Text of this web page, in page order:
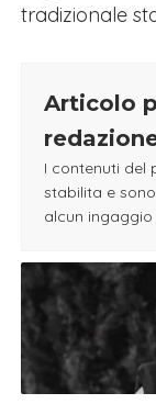
tradizionale
Articolo
I contenuti del
stabilita e
alcun